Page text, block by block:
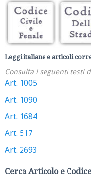
Leggi italiane e articoli
Consulta i seguenti testi
Art. 1005
Art. 1090
Art. 1684
Art. 517
Art. 2693
Cerca Articolo e